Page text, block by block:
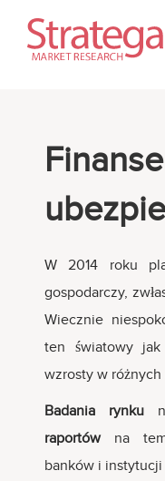
content
W 2014 roku
gospodarczy,
Wiecznie
ten światowy
wzrosty w
Badania rynku
raportówna
banków i